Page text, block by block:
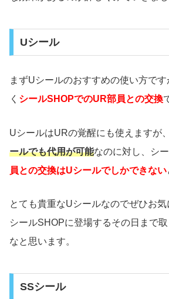
Uシール
まずUシールのおすすめの使い方で
く シールSHOPでのUR部員との交換
UシールはURの覚醒にも使えますが、
ールでも代用が可能なのに対し、シ
員との交換はUシールでしかできない
とても貴重なUシールなのでぜひお
シールSHOPに登場するその日まで
なと思います。
SSシール